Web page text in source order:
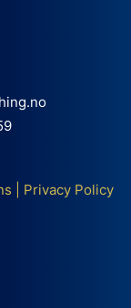
Privacy Policy